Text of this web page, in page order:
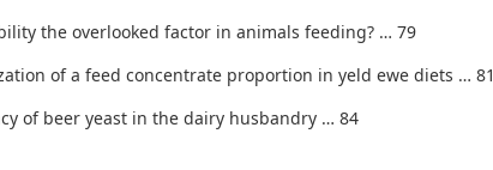
the overlooked factor in animals feeding? … 79
of a feed concentrate proportion in yeld ewe diets … 81
of beer yeast in the dairy husbandry … 84